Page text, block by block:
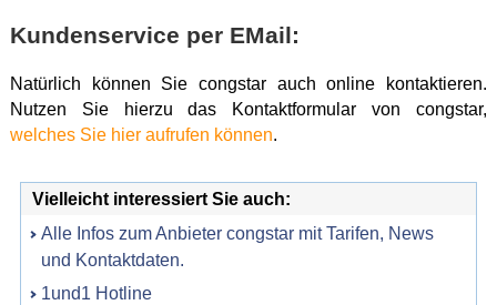
Kundenservice per EMail:
Natürlich können Sie congstar auch online kontaktieren.
Nutzen Sie hierzu das Kontaktformular von congstar,
welches Sie hier aufrufen können.
Vielleicht interessiert Sie auch:
Alle Infos zum Anbieter congstar mit Tarifen, News
und Kontaktdaten.
1und1 Hotline